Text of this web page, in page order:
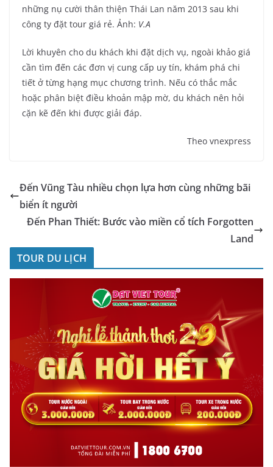
những nụ cười thân thiện Thái Lan năm 2013 sau khi
công ty đặt tour giá rẻ. Ảnh: V.A
Lời khuyên cho du khách khi đặt dịch vụ, ngoài khảo giá
cần tìm đến các đơn vị cung cấp uy tín, khám phá chi
tiết ở từng hạng mục chương trình. Nếu có thắc mắc
hoặc phân biệt điều khoản mập mờ, du khách nên hỏi
cặn kẽ đến khi được giải đáp.
Theo vnexpress
Đến Vũng Tàu nhiều chọn lựa hơn cùng những bãi
biển ít người
Đến Phan Thiết: Bước vào miền cổ tích Forgotten
Land
TOUR DU LỊCH